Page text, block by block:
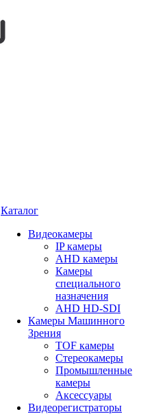
Каталог
Видеокамеры
IP камеры
AHD камеры
Камеры
специального
назначения
AHD HD-SDI
Камеры Машинного
Зрения
TOF камеры
Стереокамеры
Промышленные
камеры
Аксессуары
Видеорегистраторы